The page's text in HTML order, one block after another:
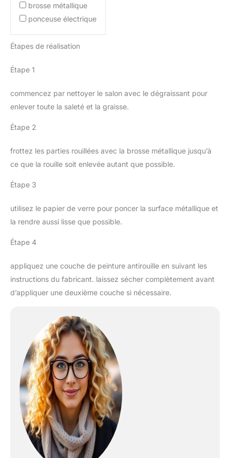
brosse métallique
ponceuse électrique
Étapes de réalisation
Étape 1
commencez par nettoyer le salon avec le dégraissant pour
enlever toute la saleté et la graisse.
Étape 2
frottez les parties rouillées avec la brosse métallique jusqu’à
ce que la rouille soit enlevée autant que possible.
Étape 3
utilisez le papier de verre pour poncer la surface métallique et
la rendre aussi lisse que possible.
Étape 4
appliquez une couche de peinture antirouille en suivant les
instructions du fabricant. laissez sécher complètement avant
d’appliquer une deuxième couche si nécessaire.